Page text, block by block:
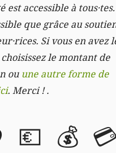
est accessible à
que grâce au
Si vous en avez
le montant de
ou une autre forme de
. Merci ! .
💶 💰 💳